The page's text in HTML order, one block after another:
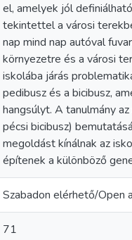
el, amelyek jól
tekintettel a városi
nap mind nap autóval
környezetre és a városi
iskolába járás
pedibusz és a bicibusz,
hangsúlyt. A tanulmány
pécsi bicibusz)
megoldást kínálnak az
építenek a különböző
Szabadon elérhető/Open
71